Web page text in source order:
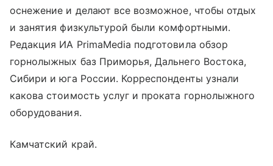
оснежение и делают все возможное, чтобы отдых
и занятия физкультурой были комфортными.
Редакция ИА PrimaMedia подготовила обзор
горнолыжных баз Приморья, Дальнего Востока,
Сибири и юга России. Корреспонденты узнали
какова стоимость услуг и проката горнолыжного
оборудования.
Камчатский край.